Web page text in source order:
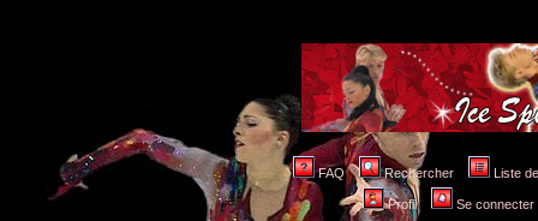
FAQ Rechercher Liste
Profil Se connecter